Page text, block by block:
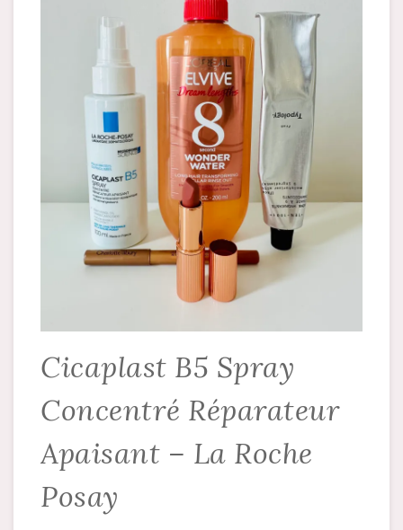
Cicaplast B5 Spray
Concentré Réparateur
Apaisant – La Roche
Posay